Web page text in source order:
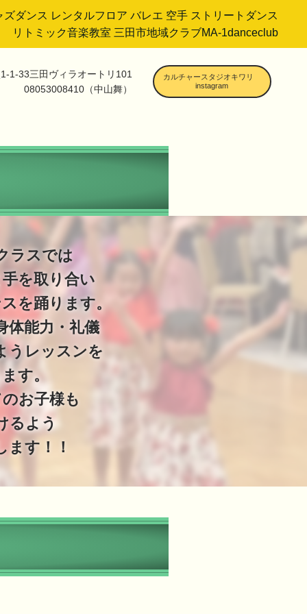
ズダンス レンタルフロア バレエ 空手 ストリートダンス
リトミック音楽教室 三田市地域クラブMA-1danceclub
1-33三田ヴィラオートリ101
08053008410（中山舞）
カルチャースタジオキワリ
instagram
ラスでは
を取り合い
を踊ります。
体能力・礼儀
うレッスンを
す。
お子様も
るよう
ます！！